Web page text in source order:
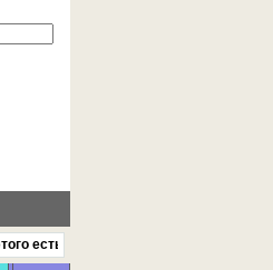
большая парковочная